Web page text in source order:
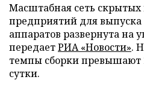
Масштабная сеть
предприятий для
аппаратов развернута на
передаетРИА «Новости».
темпы сборки превышают
сутки.